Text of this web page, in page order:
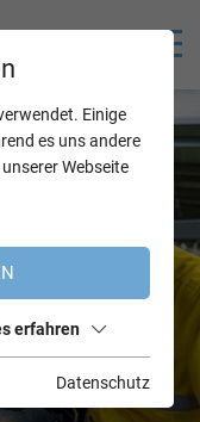
Einige
es uns andere
Webseite
erfahren
Datenschutz